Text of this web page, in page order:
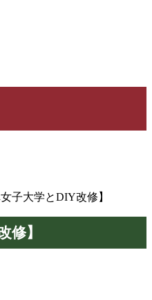
女子大学とDIY改修】
修】